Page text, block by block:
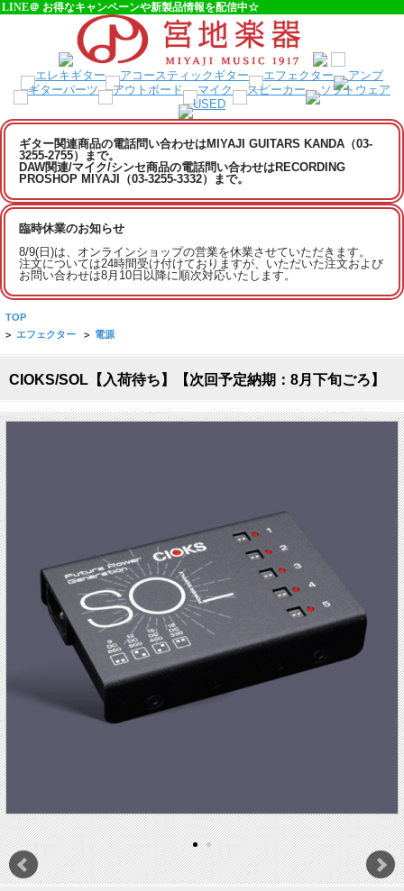
LINE＠ お得なキャンペーンや新製品情報を配信中☆
ギター関連商品の電話問い合わせはMIYAJI GUITARS KANDA（03-
3255-2755）まで。
DAW関連/マイク/シンセ商品の電話問い合わせはRECORDING
PROSHOP MIYAJI（03-3255-3332）まで。
臨時休業のお知らせ
8/9(日)は、オンラインショップの営業を休業させていただきます。
注文については24時間受け付けておりますが、いただいた注文および
お問い合わせは8月10日以降に順次対応いたします。
TOP
> エフェクター > 電源
CIOKS/SOL【入荷待ち】【次回予定納期：8月下旬ごろ】